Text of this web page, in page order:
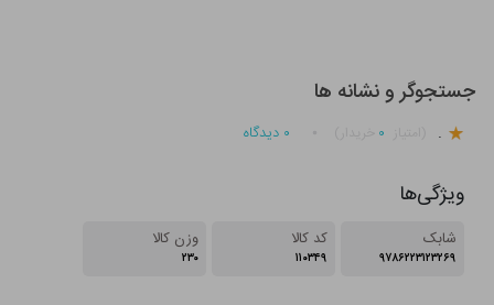
جستجوگر و نشانه ها
. ۰ ۰ دیدگاه
ویژگی‌ها
شابک
۹۷۸۶۲۲۳۱۲۳۲۶۹
کد کالا
۱۱۰۳۴۹
وزن کالا
۲۳۰